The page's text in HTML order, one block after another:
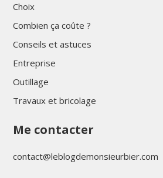
Choix
Combien ça coûte ?
Conseils et astuces
Entreprise
Outillage
Travaux et bricolage
Me contacter
contact@leblogdemonsieurbier.com